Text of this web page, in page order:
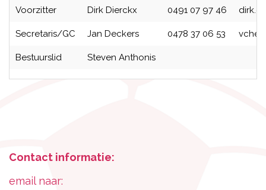
Voorzitter Dirk Dierckx 0491 07 97 46
Secretaris/GC Jan Deckers 0478 37 06 53
Bestuurslid Steven Anthonis
Contact informatie:
email naar: